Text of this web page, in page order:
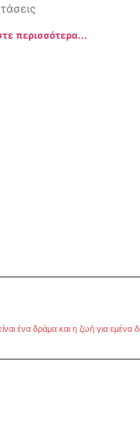
περισσότερα...